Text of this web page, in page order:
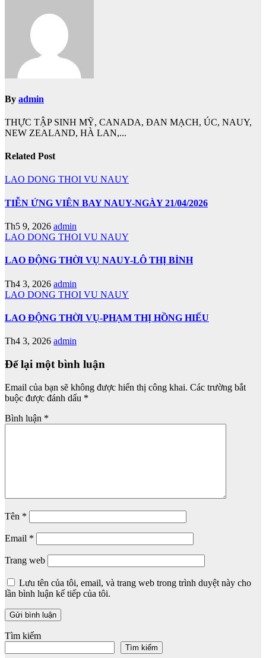
By admin
THỰC TẬP SINH MỸ, CANADA, ĐAN MẠCH, ÚC, NAUY,
NEW ZEALAND, HÀ LAN,...
Related Post
LAO DONG THOI VU NAUY
TIỄN ỨNG VIÊN BAY NAUY-NGÀY 21/04/2026
Th5 9, 2026 admin
LAO DONG THOI VU NAUY
LAO ĐỘNG THỜI VỤ NAUY-LÔ THỊ BÌNH
Th4 3, 2026 admin
LAO DONG THOI VU NAUY
LAO ĐỘNG THỜI VỤ-PHẠM THỊ HỒNG HIẾU
Th4 3, 2026 admin
Để lại một bình luận
Email của bạn sẽ không được hiển thị công khai. Các trường bắt
buộc được đánh dấu *
Bình luận *
Tên *
Email *
Trang web
Lưu tên của tôi, email, và trang web trong trình duyệt này cho
lần bình luận kế tiếp của tôi.
Tìm kiếm
Tìm kiếm